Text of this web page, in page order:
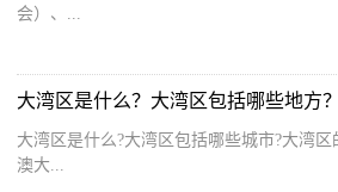
会）、...
大湾区是什么？大湾区包括哪些地方？
大湾区是什么?大湾区包括哪些城市?大湾
澳大...